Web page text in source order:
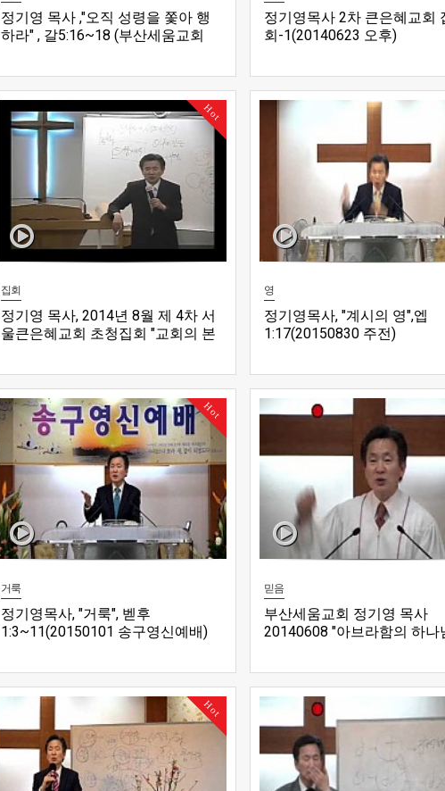
정기영 목사 ,"오직 성령을 쫓아 행
하라" , 갈5:16~18 (부산세움교회
정기영목사 2차 큰은혜교회
회-1(20140623 오후)
Hot
집회
정기영 목사, 2014년 8월 제 4차 서
울큰은혜교회 초청집회 "교회의 본
영
정기영목사, "계시의 영",엡
1:17(20150830 주전)
Hot
거룩
정기영목사, "거룩", 벧후
1:3~11(20150101 송구영신예배)
믿음
부산세움교회 정기영 목사
20140608 "아브라함의 하나
Hot